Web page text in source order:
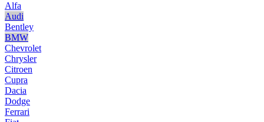
Alfa
Audi
Bentley
BMW
Chevrolet
Chrysler
Citroen
Cupra
Dacia
Dodge
Ferrari